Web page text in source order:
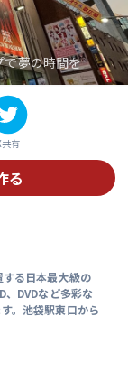
で夢の時間を
共有
る
る日本最大級の
、DVDなど多彩な
。池袋駅東口から